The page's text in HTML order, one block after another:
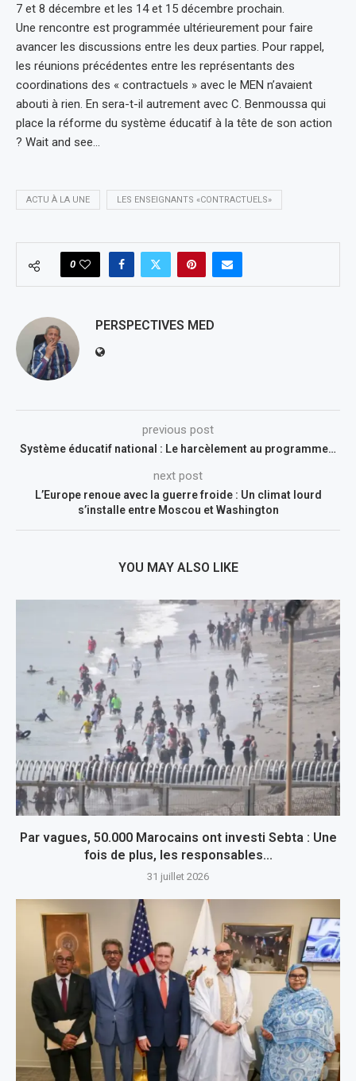
7 et 8 décembre et les 14 et 15 décembre prochain.
Une rencontre est programmée ultérieurement pour faire
avancer les discussions entre les deux parties. Pour rappel,
les réunions précédentes entre les représentants des
coordinations des « contractuels » avec le MEN n’avaient
abouti à rien. En sera-t-il autrement avec C. Benmoussa qui
place la réforme du système éducatif à la tête de son action
? Wait and see…
ACTU À LA UNE LES ENSEIGNANTS «CONTRACTUELS»
0
PERSPECTIVES MED
previous post
Système éducatif national : Le harcèlement au programme…
next post
L’Europe renoue avec la guerre froide : Un climat lourd
s’installe entre Moscou et Washington
YOU MAY ALSO LIKE
Par vagues, 50.000 Marocains ont investi Sebta : Une
fois de plus, les responsables...
31 juillet 2026